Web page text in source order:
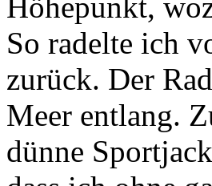
So radelte ich
zurück. Der
Meer entlang.
dünne